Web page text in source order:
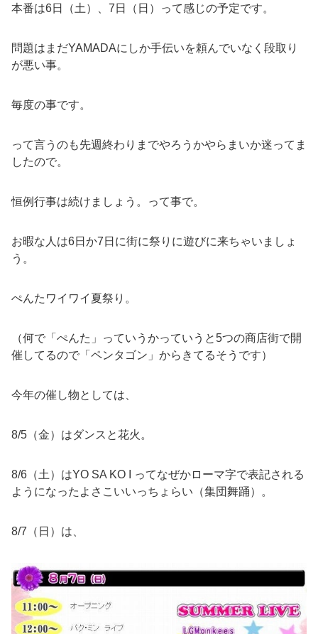
本番は6日（土）、7日（日）って感じの予定です。
問題はまだYAMADAにしか手伝いを頼んでいなく段取り
が悪い事。
毎度の事です。
って言うのも先週終わりまでやろうかやらまいか迷ってま
したので。
恒例行事は続けましょう。って事で。
お暇な人は6日か7日に街に祭りに遊びに来ちゃいましょ
う。
ぺんたワイワイ夏祭り。
（何で「ぺんた」っていうかっていうと5つの商店街で開
催してるので「ペンタゴン」からきてるそうです）
今年の催し物としては、
8/5（金）はダンスと花火。
8/6（土）はYO SA KO I ってなぜかローマ字で表記される
ようになったよさこいいっちょらい（集団舞踊）。
8/7（日）は、